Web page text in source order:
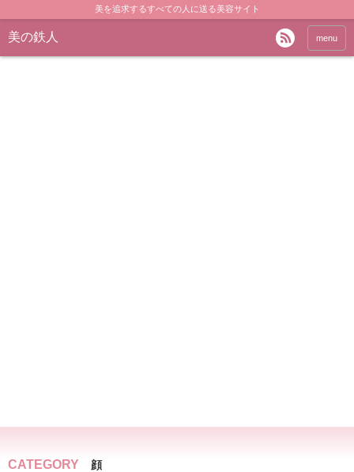
美を追求するすべての人に送る美容サイト
美の鉄人 menu
CATEGORY 顔